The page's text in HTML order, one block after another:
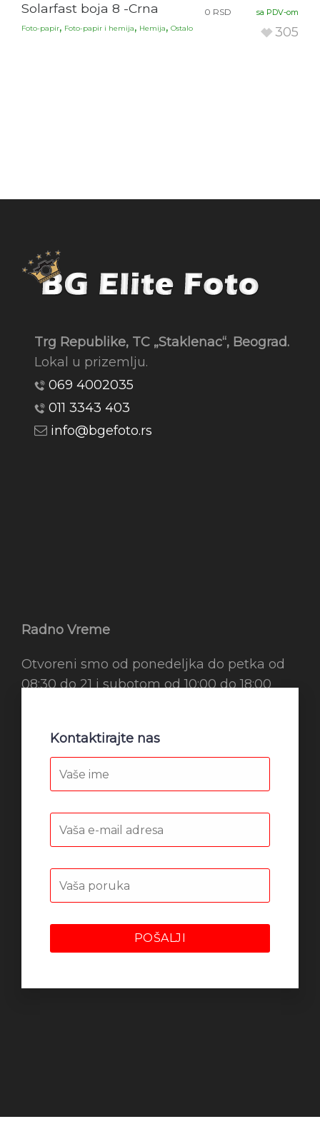
Solarfast boja 8 -Crna
Foto-papir, Foto-papir i hemija, Hemija, Ostalo
0 RSD sa PDV-om
305
Trg Republike, TC „Staklenac“, Beograd.
Lokal u prizemlju.
069 4002035
011 3343 403
info@bgefoto.rs
Radno Vreme
Otvoreni smo od ponedeljka do petka od
08:30 do 21 i subotom od 10:00 do 18:00
Kontaktirajte nas